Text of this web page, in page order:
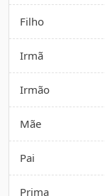
Filho
Irmã
Irmão
Mãe
Pai
Prima